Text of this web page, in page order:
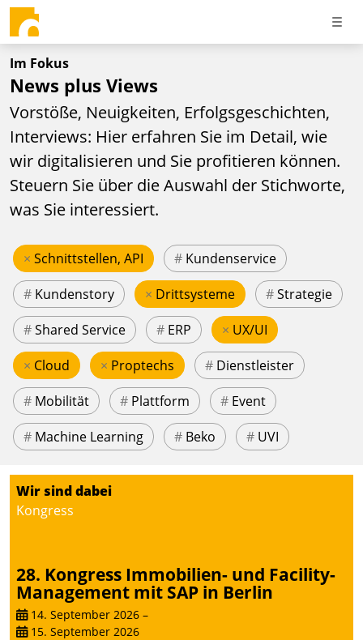
Im Fokus
News plus Views
Vorstöße, Neuigkeiten, Erfolgsgeschichten,
Interviews: Hier erfahren Sie im Detail, wie
wir digitalisieren und Sie profitieren können.
Steuern Sie über die Auswahl der Stichworte,
was Sie interessiert.
× Schnittstellen, API # Kundenservice
# Kundenstory × Drittsysteme #Strategie
#Shared Service # ERP × UX/UI
× Cloud × Proptechs # Dienstleister
# Mobilität # Plattform # Event
# Machine Learning # Beko # UVI
Wir sind dabei
Kongress
28. Kongress Immobilien- und Facility-
Management mit SAP in Berlin
14. September 2026 –
15. September 2026